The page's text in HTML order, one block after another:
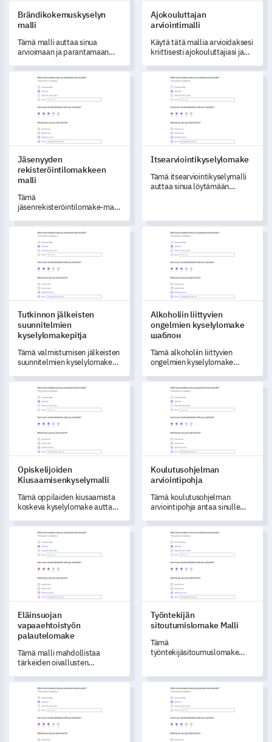
Brändikokemuskyselyn
malli
Tämä malli auttaa sinua
arvioimaan ja parantamaan
Ajokouluttajan
arviointimalli
Käytä tätä mallia arvioidaksesi
kriittisesti ajokouluttajiasi ja
Jäsenyyden rekisteröintilomakkeen malli
Jäsenyyden
rekisteröintilomakkeen
malli
Tämä
jäsenrekisteröintilomake-malli
palvelemaan jäseniäsi
paremmin.
Itsearviointikyselylomake
Itsearviointikyselylomake
Tämä itsearviointikyselymalli
auttaa sinua löytämään
Tutkinnon jälkeisten suunnitelmien kyselylomakepitja
Tutkinnon jälkeisten
suunnitelmien
kyselylomakepitja
Tämä valmistumisen jälkeisten
suunnitelmien kyselylomake
syvempää ymmärrystä
opiskelijoidesi urahaaveista ja
tarpeista valmistumisen
jälkeen.
Alkoholiin liittyvien
Alkoholiin liittyvien
ongelmien kyselylomake
шаблон
Tämä alkoholiin liittyvien
ongelmien kyselylomake
liittyvien ongelmien
vaikutuksen mittaamisen
yksilöihin ja yhteiskuntaan.
Opiskelijoiden Kiusaamisenkyselymalli
Opiskelijoiden
Kiusaamisenkyselymalli
Tämä oppilaiden kiusaamista
koskeva kyselylomake auttaa
opiskelijan koulutilannetta ja
kiusaamiskokemusta
perusteellisesti.
Koulutusohjelman
Koulutusohjelman
arviointipohja
Tämä koulutusohjelman
arviointipohja antaa sinulle
koulutusohjelmasi
onnistumista ja ymmärtää
osallistujien näkemyksiä.
Eläinsuojan vapaaehtoistyön palautelomake
Eläinsuojan
vapaaehtoistyön
palautelomake
Tämä malli mahdollistaa
tärkeiden oivallusten
vapaaehtoiskokemuksesta.
Työntekijän
Työntekijän
sitoutumislomake Malli
Tämä
työntekijäsitoumuslomake
uskollisuutta ja
työtyytyväisyyden tasoja,
avaten arvokkaita näkemyksiä
parannusten
aikaansaamiseksi.
Etäopiskelijoiden tutkimuspohja Sisäinen Viestintäkyselymalli